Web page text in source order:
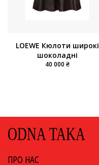
LOEWE Кюлоти широкі
шоколадні
40 000 ₴
ODNA TAKA
ПРО НАС